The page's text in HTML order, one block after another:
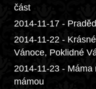
část
2014-11-17 -
2014-11-22 -
Vánoce, Poklidné
2014-11-23 -
mámou